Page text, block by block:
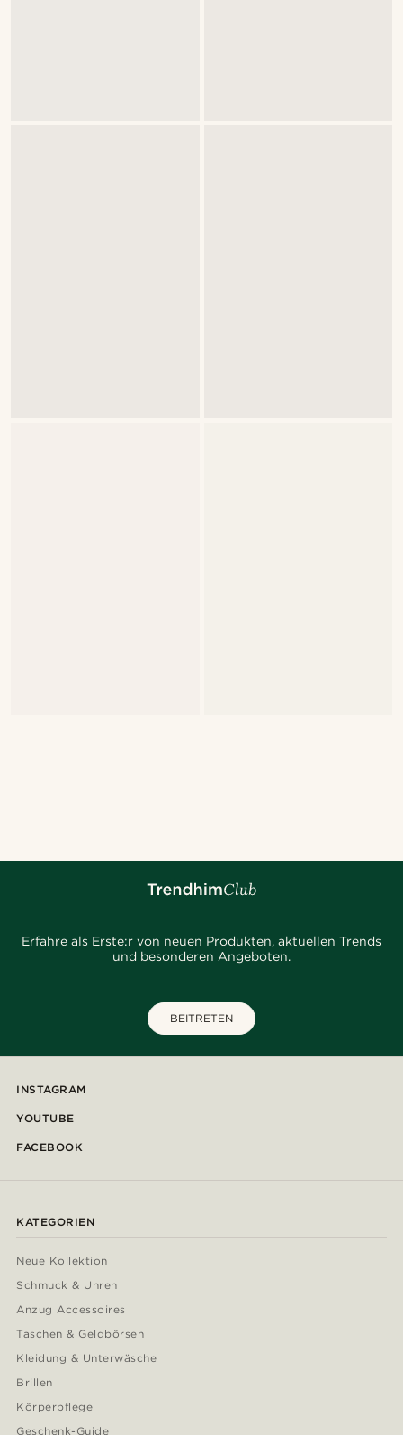
Erfahre als Erste:r von neuen Produkten, aktuellen Trends
und besonderen Angeboten.
BEITRETEN
INSTAGRAM
YOUTUBE
FACEBOOK
KATEGORIEN
Neue Kollektion
Schmuck & Uhren
Anzug Accessoires
Taschen & Geldbörsen
Kleidung & Unterwäsche
Brillen
Körperpflege
Geschenk-Guide